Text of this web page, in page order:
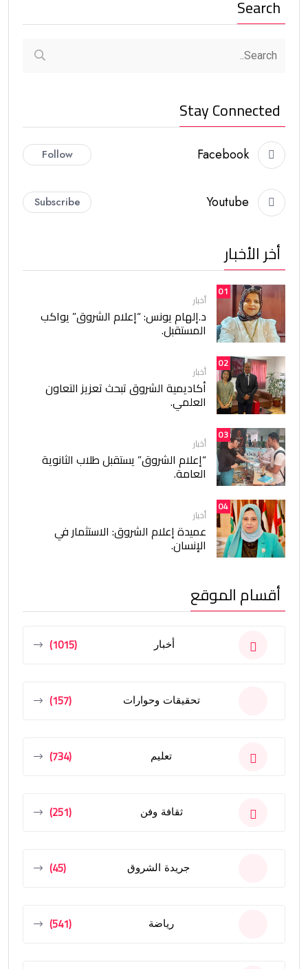
Search
Stay Connected
Facebook
Follow
Youtube
Subscribe
أخر الأخبار
01
أخبار
د.إلهام يونس: “إعلام الشروق” يواكب
المستقبل.
02
أخبار
أكاديمية الشروق تبحث تعزيز التعاون
العلمي.
03
أخبار
“إعلام الشروق” يستقبل طلاب الثانوية
العامة.
04
أخبار
عميدة إعلام الشروق: الاستثمار في
الإنسان.
أقسام الموقع
أخبار (1015)
تحقيقات وحوارات (157)
تعليم (734)
ثقافة وفن (251)
جريدة الشروق (45)
رياضة (541)